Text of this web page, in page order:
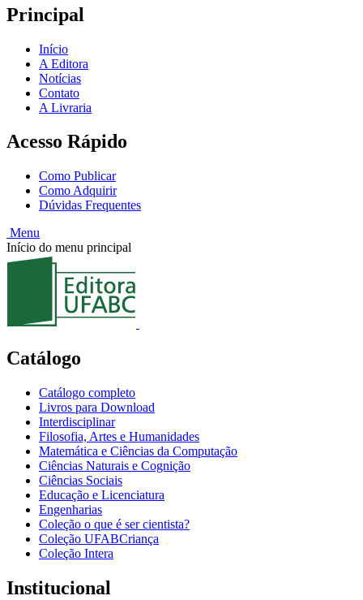
Principal
Início
A Editora
Notícias
Contato
A Livraria
Acesso Rápido
Como Publicar
Como Adquirir
Dúvidas Frequentes
Menu
Início do menu principal
Catálogo
Catálogo completo
Livros para Download
Interdisciplinar
Filosofia, Artes e Humanidades
Matemática e Ciências da Computação
Ciências Naturais e Cognição
Ciências Sociais
Educação e Licenciatura
Engenharias
Coleção o que é ser cientista?
Coleção UFABCriança
Coleção Intera
Institucional